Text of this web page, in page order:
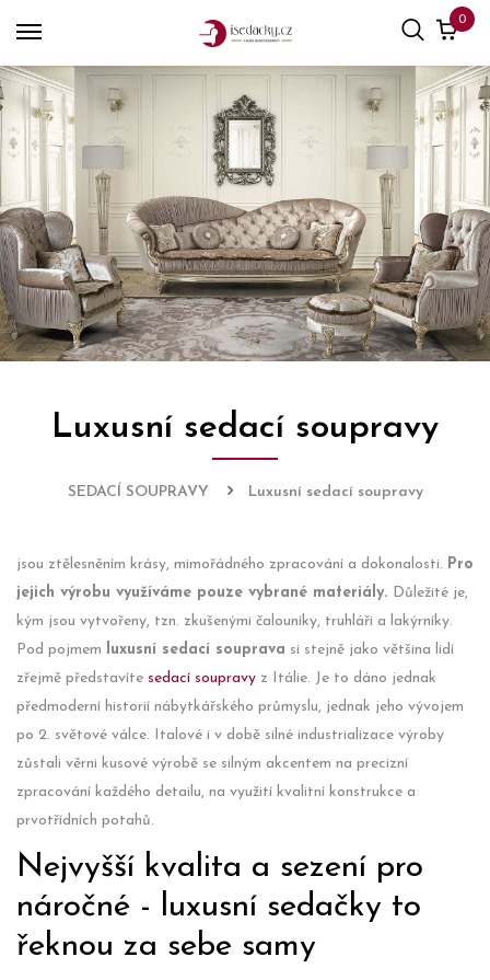
0
Luxusní sedací soupravy
SEDACÍ SOUPRAVY Luxusní sedací soupravy
jsou ztělesněním krásy, mimořádného zpracování a dokonalosti. Pro
jejich výrobu využíváme pouze vybrané materiály. Důležité je,
kým jsou vytvořeny, tzn. zkušenými čalouníky, truhláři a lakýrníky.
Pod pojmem luxusní sedací souprava si stejně jako většina lidí
zřejmě představíte sedací soupravy z Itálie. Je to dáno jednak
předmoderní historií nábytkářského průmyslu, jednak jeho vývojem
po 2. světové válce. Italové i v době silné industrializace výroby
zůstali věrni kusové výrobě se silným akcentem na precizní
zpracování každého detailu, na využití kvalitní konstrukce a
prvotřídních potahů.
Nejvyšší kvalita a sezení pro
náročné - luxusní sedačky to
řeknou za sebe samy